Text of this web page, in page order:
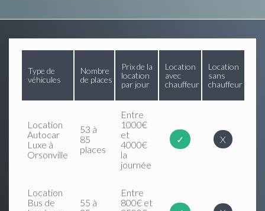
Type de
véhicules
Nombre
de places
Prix de la
location
par jour
Location
avec
chauffeur
Location
sans
chauffeur
Location
Autocar
Luxe à
Orsonville
53 à
85
places
Entre
1000€
et
4000€
la
journée
✓ X
Location
Bus de
55 à
Entre
800€ et